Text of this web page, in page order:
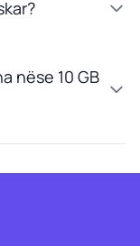
nëse 10 GB